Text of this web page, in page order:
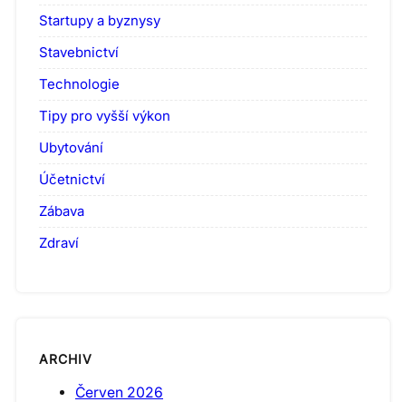
Startupy a byznysy
Stavebnictví
Technologie
Tipy pro vyšší výkon
Ubytování
Účetnictví
Zábava
Zdraví
ARCHIV
Červen 2026